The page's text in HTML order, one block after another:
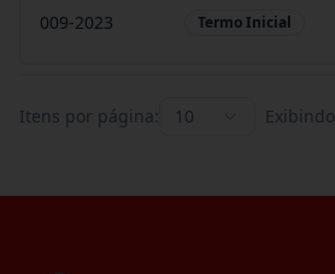
009-2023 Termo Inicial
Itens por página: 10 Exibindo